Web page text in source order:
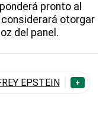
pronto al
considerará otorgar
del panel.
EPSTEIN +